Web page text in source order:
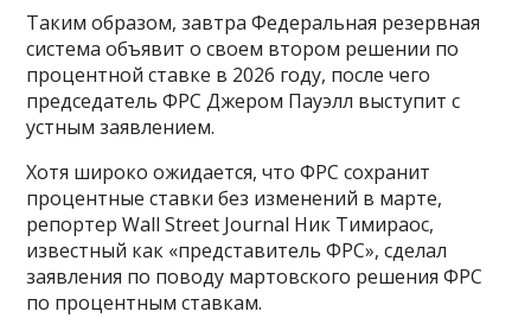
Таким образом, завтра Федеральная резервная
система объявит о своем втором решении по
процентной ставке в 2026 году, после чего
председатель ФРС Джером Пауэлл выступит с
устным заявлением.
Хотя широко ожидается, что ФРС сохранит
процентные ставки без изменений в марте,
репортер Wall Street Journal Ник Тимираос,
известный как «представитель ФРС», сделал
заявления по поводу мартовского решения ФРС
по процентным ставкам.